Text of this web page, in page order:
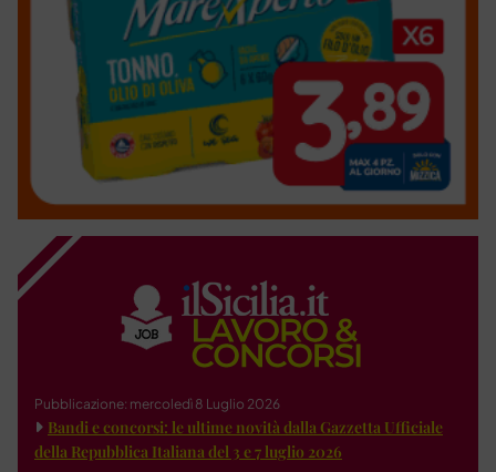
Pubblicazione: mercoledì 8 Luglio 2026
Bandi e concorsi: le ultime novità dalla Gazzetta Ufficiale
della Repubblica Italiana del 3 e 7 luglio 2026